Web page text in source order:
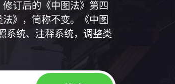
订后的《中图法》第四
》，简称不变。《中图
系统、注释系统，调整类